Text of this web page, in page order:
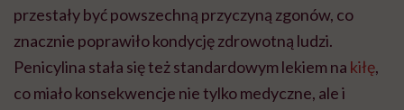
przestały być powszechną przyczyną zgonów, co
znacznie poprawiło kondycję zdrowotną ludzi.
Penicylina stała się też standardowym lekiem na kiłę,
co miało konsekwencje nie tylko medyczne, ale i